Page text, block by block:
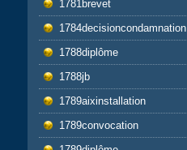
1781brevet
1784decisioncondamnation
1788diplôme
1788jb
1789aixinstallation
1789convocation